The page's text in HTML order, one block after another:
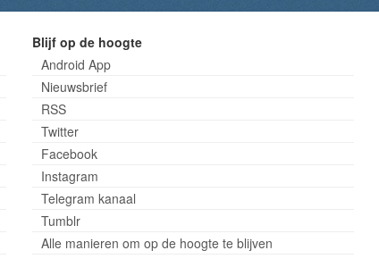
Blijf op de hoogte
Android App
Nieuwsbrief
RSS
Twitter
Facebook
Instagram
Telegram kanaal
Tumblr
Alle manieren om op de hoogte te blijven